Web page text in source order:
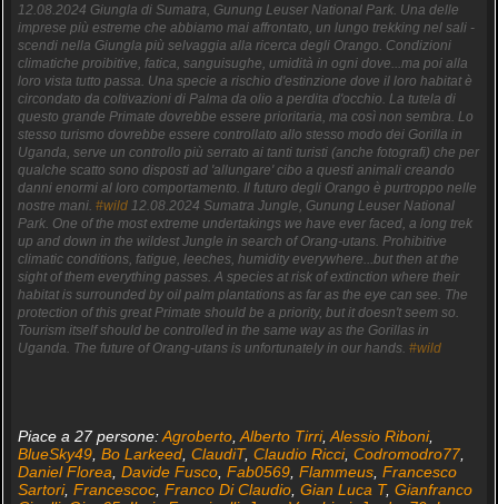
12.08.2024 Giungla di Sumatra, Gunung Leuser National Park. Una delle
imprese più estreme che abbiamo mai affrontato, un lungo trekking nel sali -
scendi nella Giungla più selvaggia alla ricerca degli Orango. Condizioni
climatiche proibitive, fatica, sanguisughe, umidità in ogni dove...ma poi alla
loro vista tutto passa. Una specie a rischio d'estinzione dove il loro habitat è
circondato da coltivazioni di Palma da olio a perdita d'occhio. La tutela di
questo grande Primate dovrebbe essere prioritaria, ma così non sembra. Lo
stesso turismo dovrebbe essere controllato allo stesso modo dei Gorilla in
Uganda, serve un controllo più serrato ai tanti turisti (anche fotografi) che per
qualche scatto sono disposti ad 'allungare' cibo a questi animali creando
danni enormi al loro comportamento. Il futuro degli Orango è purtroppo nelle
nostre mani. #wild12.08.2024 Sumatra Jungle, Gunung Leuser National
Park. One of the most extreme undertakings we have ever faced, a long trek
up and down in the wildest Jungle in search of Orang-utans. Prohibitive
climatic conditions, fatigue, leeches, humidity everywhere...but then at the
sight of them everything passes. A species at risk of extinction where their
habitat is surrounded by oil palm plantations as far as the eye can see. The
protection of this great Primate should be a priority, but it doesn't seem so.
Tourism itself should be controlled in the same way as the Gorillas in
Uganda. The future of Orang-utans is unfortunately in our hands. #wild
Piace a 27 persone:Agroberto, Alberto Tirri, Alessio Riboni,
BlueSky49, Bo Larkeed, ClaudiT, Claudio Ricci, Codromodro77,
Daniel Florea Davide Fusco, Fab0569, Flammeus, Francesco
Sartori, Francescoc, Franco Di Claudio, Gian Luca T, Gianfranco